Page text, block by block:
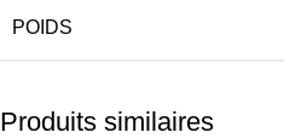
POIDS
Produits similaires